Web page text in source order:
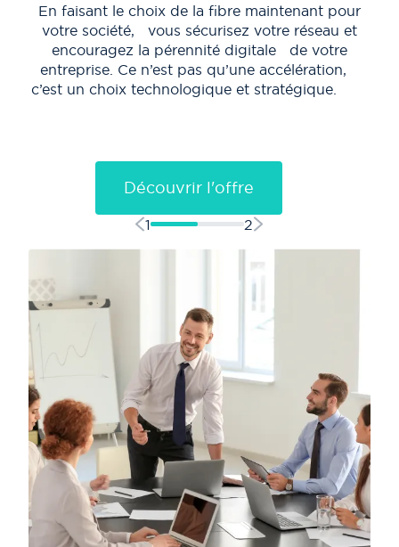
En faisant le choix de la fibre maintenant pour
votre société, vous sécurisez votre réseau et
encouragez la pérennité digitale de votre
entreprise. Ce n’est pas qu’une accélération,
c’est un choix technologique et stratégique.
Découvrir l'offre
1 2